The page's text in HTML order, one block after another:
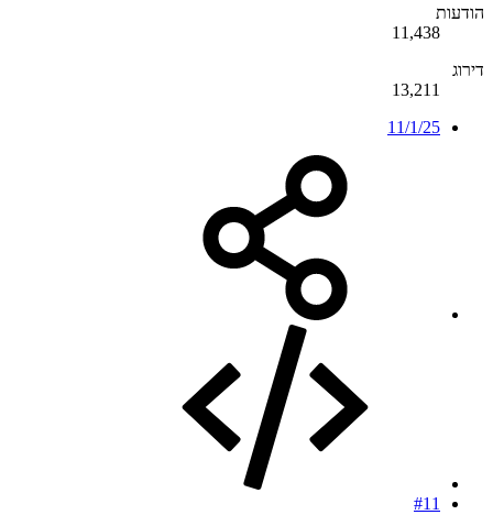
הודעות
11,438
דירוג
13,211
11/1/25
#11